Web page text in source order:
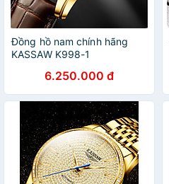
Đồng hồ nam chính hãng
KASSAW K998-1
6.250.000 đ